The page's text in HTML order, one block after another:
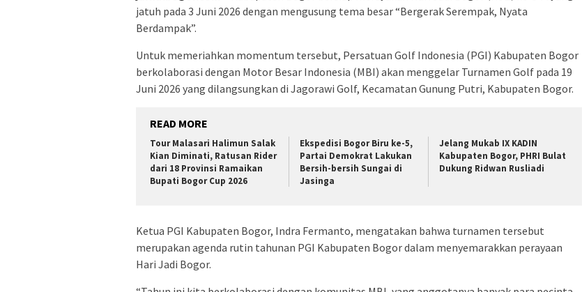
jatuh pada 3 Juni 2026 dengan mengusung tema besar “Bergerak Serempak, Nyata
Berdampak”.
Untuk memeriahkan momentum tersebut, Persatuan Golf Indonesia (PGI) Kabupaten Bogor
berkolaborasi dengan Motor Besar Indonesia (MBI) akan menggelar Turnamen Golf pada 19
Juni 2026 yang dilangsungkan di Jagorawi Golf, Kecamatan Gunung Putri, Kabupaten Bogor.
READ MORE
Tour Malasari Halimun Salak
Kian Diminati, Ratusan Rider
dari 18 Provinsi Ramaikan
Bupati Bogor Cup 2026
Ekspedisi Bogor Biru ke-5,
Partai Demokrat Lakukan
Bersih-bersih Sungai di
Jasinga
Jelang Mukab IX KADIN
Kabupaten Bogor, PHRI Bulat
Dukung Ridwan Rusliadi
Ketua PGI Kabupaten Bogor, Indra Fermanto, mengatakan bahwa turnamen tersebut
merupakan agenda rutin tahunan PGI Kabupaten Bogor dalam menyemarakkan perayaan
Hari Jadi Bogor.